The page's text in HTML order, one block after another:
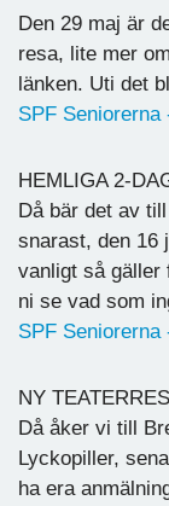
Den 29 maj är
resa, lite mer
länken. Uti det
SPF
HEMLIGA 2-
Då bär det av
snarast, den 16
vanligt så
ni se vad som
SPF
NY
Då åker vi till
Lyckopiller,
ha era